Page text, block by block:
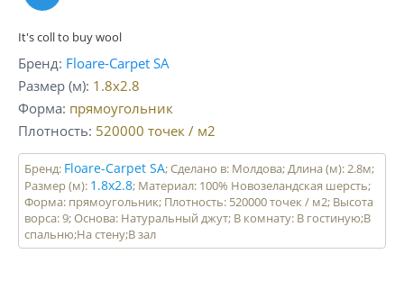
It's coll to buy wool
Бренд Floare-Carpet SA
Размер (м) 1.8x2.8
Форма прямоугольник
Плотность 520000 точек / м2
Бренд: Floare-Carpet SA; Сделано в: Молдова; Длина (м): 2.8м;
Размер (м): 1.8x2.8; Материал: 100% Новозеландская шерсть;
Форма: прямоугольник; Плотность: 520000 точек / м2; Высота
ворса: 9; Основа: Натуральный джут; В комнату: В гостиную;В
спальню;На стену;В зал